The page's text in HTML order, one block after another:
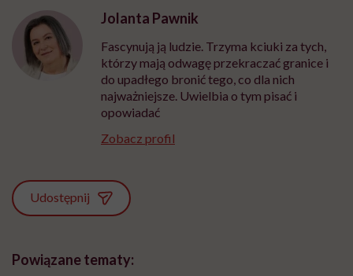
Jolanta Pawnik
Fascynują ją ludzie. Trzyma kciuki za tych,
którzy mają odwagę przekraczać granice i
do upadłego bronić tego, co dla nich
najważniejsze. Uwielbia o tym pisać i
opowiadać
Zobacz profil
Udostępnij
Powiązane tematy: